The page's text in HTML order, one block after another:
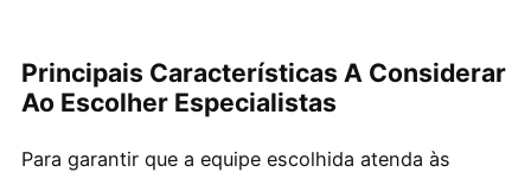
Principais Características A Considerar
Ao Escolher Especialistas
Para garantir que a equipe escolhida atenda às